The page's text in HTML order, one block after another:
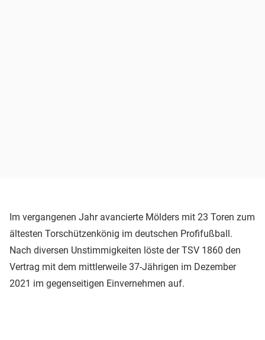
Im vergangenen Jahr avancierte Mölders mit 23 Toren zum
ältesten Torschützenkönig im deutschen Profifußball.
Nach diversen Unstimmigkeiten löste der TSV 1860 den
Vertrag mit dem mittlerweile 37-Jährigen im Dezember
2021 im gegenseitigen Einvernehmen auf.